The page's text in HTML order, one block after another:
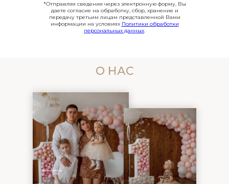
*Отправляя сведения через электронную форму, Вы
даете согласие на обработку, сбор, хранение и
передачу третьим лицам представленной Вами
информации на условиях Политики обработки
персональных данных.
О НАС